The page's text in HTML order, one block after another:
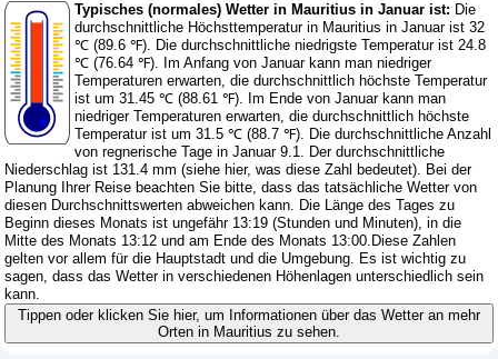
Typisches (normales) Wetter in Mauritius in Januar ist: Die
durchschnittliche Höchsttemperatur in Mauritius in Januar ist 32
℃ (89.6 ℉). Die durchschnittliche niedrigste Temperatur ist 24.8
℃ (76.64 ℉). Im Anfang von Januar kann man niedriger
Temperaturen erwarten, die durchschnittlich höchste Temperatur
ist um 31.45 ℃ (88.61 ℉). Im Ende von Januar kann man
niedriger Temperaturen erwarten, die durchschnittlich höchste
Temperatur ist um 31.5 ℃ (88.7 ℉). Die durchschnittliche Anzahl
von regnerische Tage in Januar 9.1. Der durchschnittliche
Niederschlag ist 131.4 mm (siehe hier, was diese Zahl bedeutet). Bei der
Planung Ihrer Reise beachten Sie bitte, dass das tatsächliche Wetter von
diesen Durchschnittswerten abweichen kann. Die Länge des Tages zu
Beginn dieses Monats ist ungefähr 13:19 (Stunden und Minuten), in die
Mitte des Monats 13:12 und am Ende des Monats 13:00.Diese Zahlen
gelten vor allem für die Hauptstadt und die Umgebung. Es ist wichtig zu
sagen, dass das Wetter in verschiedenen Höhenlagen unterschiedlich sein
kann.
Tippen oder klicken Sie hier, um Informationen über das Wetter an mehr
Orten in Mauritius zu sehen.